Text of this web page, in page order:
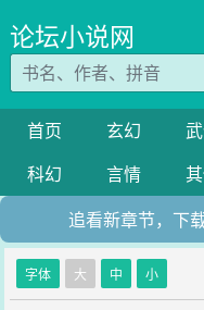
论坛小说网
首页 玄幻
科幻
言情
追看新章节，下
字体 大 中 小